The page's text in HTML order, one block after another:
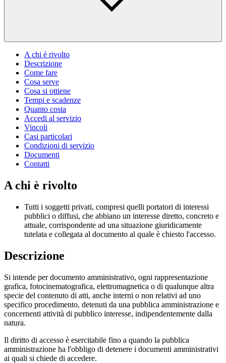
A chi è rivolto
Descrizione
Come fare
Cosa serve
Cosa si ottiene
Tempi e scadenze
Quanto costa
Accedi al servizio
Vincoli
Casi particolari
Condizioni di servizio
Documenti
Contatti
A chi è rivolto
Tutti i soggetti privati, compresi quelli portatori di interessi
pubblici o diffusi, che abbiano un interesse diretto, concreto e
attuale, corrispondente ad una situazione giuridicamente
tutelata e collegata al documento al quale è chiesto l'accesso.
Descrizione
Si intende per documento amministrativo, ogni rappresentazione
grafica, fotocinematografica, elettromagnetica o di qualunque altra
specie del contenuto di atti, anche interni o non relativi ad uno
specifico procedimento, detenuti da una pubblica amministrazione e
concernenti attività di pubblico interesse, indipendentemente dalla
natura.
Il diritto di accesso è esercitabile fino a quando la pubblica
amministrazione ha l'obbligo di detenere i documenti amministrativi
ai quali si chiede di accedere.